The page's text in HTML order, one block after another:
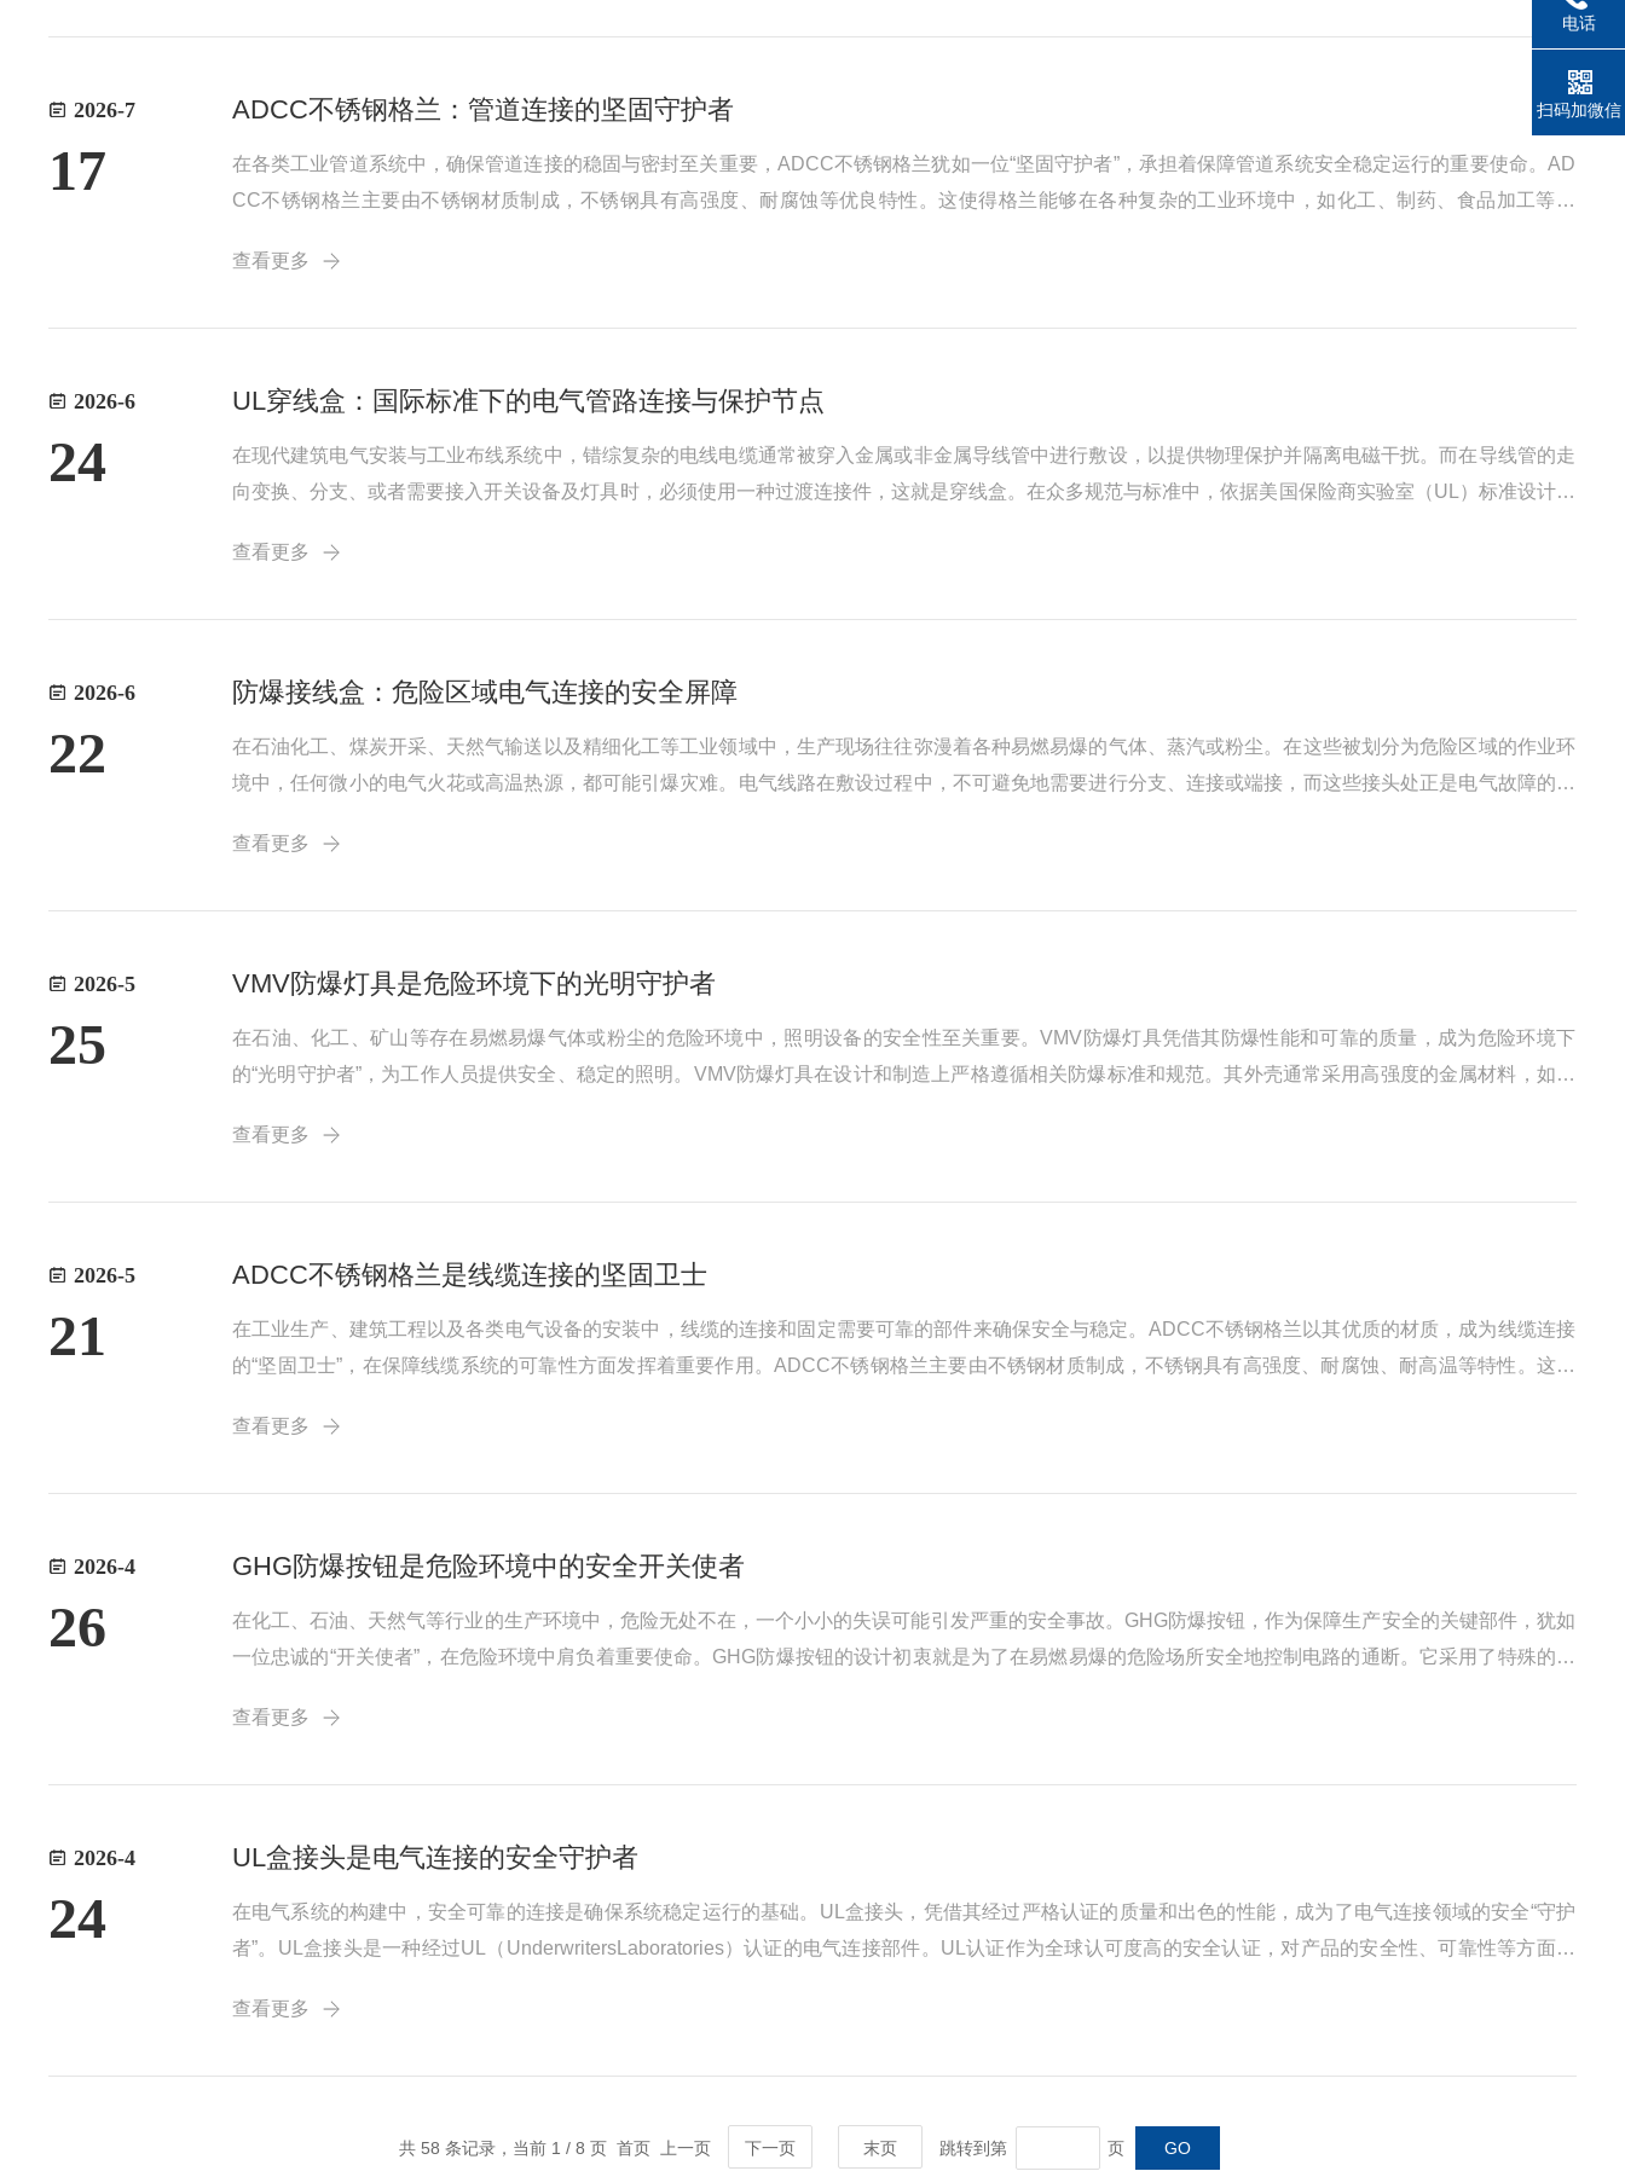
2026-7
17
ADCC不锈钢格兰：管道连接的坚固守护者
在各类工业管道系统中，确保管道连接的稳固与密封至关重要，ADCC不锈钢格兰犹如一位“坚固守护者”，承担着保障管道系统安全稳定运行的重要使命。AD
CC不锈钢格兰主要由不锈钢材质制成，不锈钢具有高强度、耐腐蚀等优良特性。这使得格兰能够在各种复杂的工业环境中，如化工、制药、食品加工等行
由主体、螺母、密封件等部分组成。主体与管道紧密贴合，通过螺母的...
查看更多
2026-6
24
UL穿线盒：国际标准下的电气管路连接与保护节点
在现代建筑电气安装与工业布线系统中，错综复杂的电线电缆通常被穿入金属或非金属导线管中进行敷设，以提供物理保护并隔离电磁干扰。而在导线管的走
向变换、分支、或者需要接入开关设备及灯具时，必须使用一种过渡连接件，这就是穿线盒。在众多规范与标准中，依据美国保险商实验室（UL）标准设计制
电气产品的安全性能有着全面而细致的规定。UL穿线盒的设计与制造...
查看更多
2026-6
22
防爆接线盒：危险区域电气连接的安全屏障
在石油化工、煤炭开采、天然气输送以及精细化工等工业领域中，生产现场往往弥漫着各种易燃易爆的气体、蒸汽或粉尘。在这些被划分为危险区域的作业环
境中，任何微小的电气火花或高温热源，都可能引爆灾难。电气线路在敷设过程中，不可避免地需要进行分支、连接或端接，而这些接头处正是电气故障的高
身能够抵御外部爆炸的冲击，而是通过特殊的结构设计，将内部可能产生的...
查看更多
2026-5
25
VMV防爆灯具是危险环境下的光明守护者
在石油、化工、矿山等存在易燃易爆气体或粉尘的危险环境中，照明设备的安全性至关重要。VMV防爆灯具凭借其防爆性能和可靠的质量，成为危险环境下
的“光明守护者”，为工作人员提供安全、稳定的照明。VMV防爆灯具在设计和制造上严格遵循相关防爆标准和规范。其外壳通常采用高强度的金属材料，如铝
阻止易燃易爆气体或粉尘进入灯具内部，避免因内部电气元件产生的电...
查看更多
2026-5
21
ADCC不锈钢格兰是线缆连接的坚固卫士
在工业生产、建筑工程以及各类电气设备的安装中，线缆的连接和固定需要可靠的部件来确保安全与稳定。ADCC不锈钢格兰以其优质的材质，成为线缆连接
的“坚固卫士”，在保障线缆系统的可靠性方面发挥着重要作用。ADCC不锈钢格兰主要由不锈钢材质制成，不锈钢具有高强度、耐腐蚀、耐高温等特性。这使
的固定。从结构设计上看，ADCC不锈钢格兰通常包括主体、锁紧...
查看更多
2026-4
26
GHG防爆按钮是危险环境中的安全开关使者
在化工、石油、天然气等行业的生产环境中，危险无处不在，一个小小的失误可能引发严重的安全事故。GHG防爆按钮，作为保障生产安全的关键部件，犹如
一位忠诚的“开关使者”，在危险环境中肩负着重要使命。GHG防爆按钮的设计初衷就是为了在易燃易爆的危险场所安全地控制电路的通断。它采用了特殊的防
铸铝或不锈钢，具备良好的抗压、抗冲击能力，即使在恶劣的工业环...
查看更多
2026-4
24
UL盒接头是电气连接的安全守护者
在电气系统的构建中，安全可靠的连接是确保系统稳定运行的基础。UL盒接头，凭借其经过严格认证的质量和出色的性能，成为了电气连接领域的安全“守护
者”。UL盒接头是一种经过UL（UnderwritersLaboratories）认证的电气连接部件。UL认证作为全球认可度高的安全认证，对产品的安全性、可靠性等方面有
头的结构设计精巧，旨在实现稳固且...
查看更多
共 58 条记录，当前 1 / 8 页 首页 上一页 下一页 末页 跳转到第 页
电话
扫码加微信